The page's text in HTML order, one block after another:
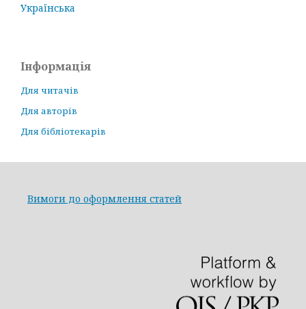
Українська
Інформація
Для читачів
Для авторів
Для бібліотекарів
Вимоги до оформлення статей